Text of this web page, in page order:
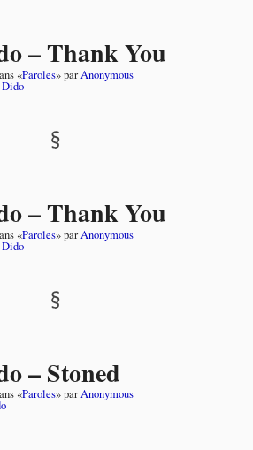
– Thank You
«Paroles» parAnonymous
Dido
– Thank You
«Paroles» parAnonymous
Dido
– Stoned
«Paroles» parAnonymous